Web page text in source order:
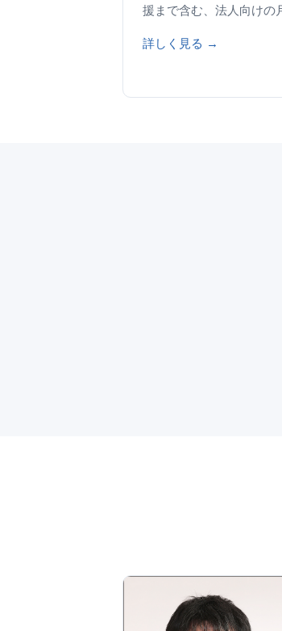
援まで含む、法人向けの
詳しく見る →